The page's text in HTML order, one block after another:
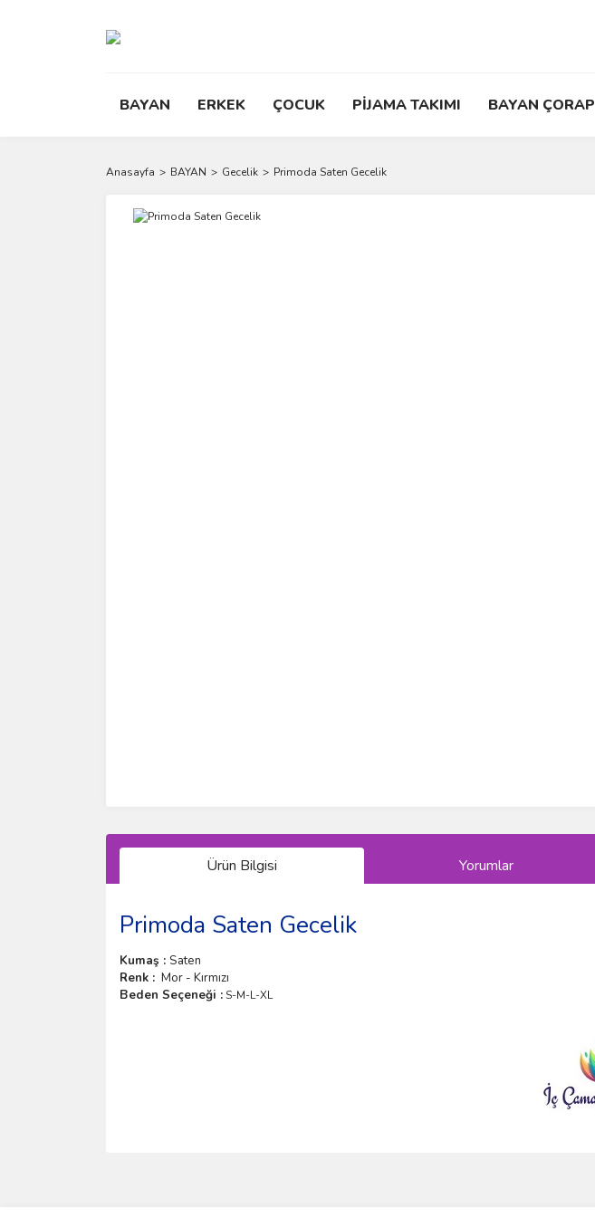
BAYAN ERKEK ÇOCUK PİJAMA TAKIMI BAYAN ÇORAP
Anasayfa BAYAN Gecelik Primoda Saten Gecelik
Ürün Bilgisi Yorumlar
Primoda Saten Gecelik
Kumaş : Saten
Renk : Mor - Kırmızı
Beden Seçeneği :S-M-L-XL